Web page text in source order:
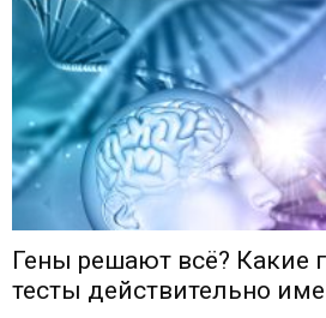
Гены решают всё? Какие
тесты действительно